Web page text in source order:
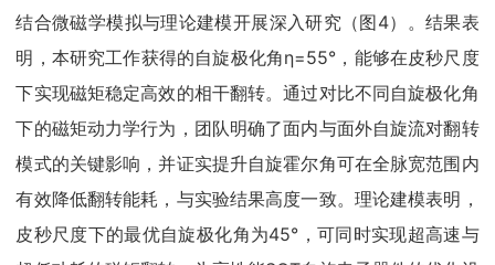
结合微磁学模拟与理论建模开展深入研究（图4）。结果表
明，本研究工作获得的自旋极化角η=55°，能够在皮秒尺度
下实现磁矩稳定高效的相干翻转。通过对比不同自旋极化角
下的磁矩动力学行为，团队明确了面内与面外自旋流对翻转
模式的关键影响，并证实提升自旋霍尔角可在全脉宽范围内
有效降低翻转能耗，与实验结果高度一致。理论建模表明，
皮秒尺度下的最优自旋极化角为45°，可同时实现超高速与